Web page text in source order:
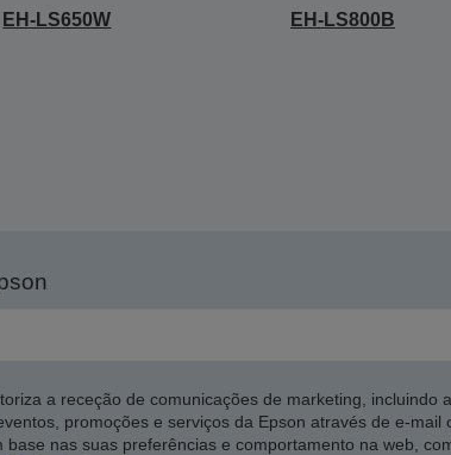
EH-LS650W EH-LS800B
a receção de comunicações de marketing, incluindo
promoções e serviços da Epson através de e-mail
nas suas preferências e comportamento na web,